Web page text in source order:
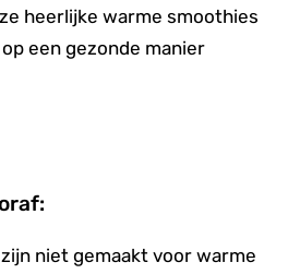
heerlijke warme smoothies
een gezonde manier
niet gemaakt voor warme